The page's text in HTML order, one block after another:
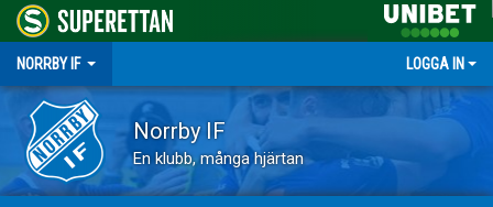
NORRBY IF LOGGA IN
Norrby IF
En klubb, många hjärtan